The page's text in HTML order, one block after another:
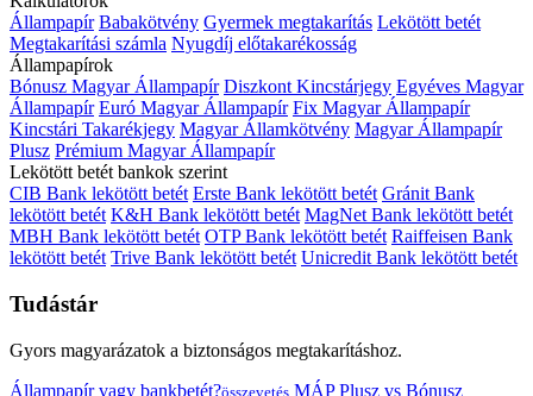
Állampapír Babakötvény Gyermek megtakarítás Lekötött betét
Megtakarítási számla Nyugdíj előtakarékosság
Állampapírok
Bónusz Magyar Állampapír Diszkont Kincstárjegy Egyéves Magyar
Állampapír Euró Magyar Állampapír Fix Magyar Állampapír
Kincstári Takarékjegy Magyar Államkötvény Magyar Állampapír
Plusz Prémium Magyar Állampapír
Lekötött betét bankok szerint
CIB Bank lekötött betét Erste Bank lekötött betét Gránit Bank
lekötött betét K&H Bank lekötött betét MagNet Bank lekötött betét
MBH Bank lekötött betét OTP Bank lekötött betét Raiffeisen Bank
lekötött betét Trive Bank lekötött betét Unicredit Bank lekötött betét
Tudástár
Gyors magyarázatok a biztonságos megtakarításhoz.
Állampapír vagy bankbetét?összevetés MÁP Plusz vs Bónusz